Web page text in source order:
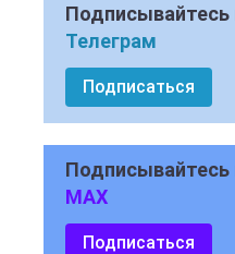
Подписывайтесь
Телеграм
Подписаться
Подписывайтесь
MAX
Подписаться